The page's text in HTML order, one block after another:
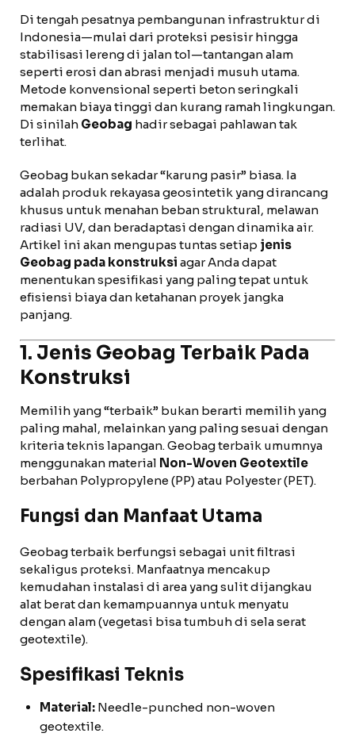
Di tengah pesatnya pembangunan infrastruktur di
Indonesia—mulai dari proteksi pesisir hingga
stabilisasi lereng di jalan tol—tantangan alam
seperti erosi dan abrasi menjadi musuh utama.
Metode konvensional seperti beton seringkali
memakan biaya tinggi dan kurang ramah lingkungan.
Di sinilah Geobag hadir sebagai pahlawan tak
terlihat.
Geobag bukan sekadar “karung pasir” biasa. Ia
adalah produk rekayasa geosintetik yang dirancang
khusus untuk menahan beban struktural, melawan
radiasi UV, dan beradaptasi dengan dinamika air.
Artikel ini akan mengupas tuntas setiap jenis
Geobag pada konstruksi agar Anda dapat
menentukan spesifikasi yang paling tepat untuk
efisiensi biaya dan ketahanan proyek jangka
panjang.
1. Jenis Geobag Terbaik Pada
Konstruksi
Memilih yang “terbaik” bukan berarti memilih yang
paling mahal, melainkan yang paling sesuai dengan
kriteria teknis lapangan. Geobag terbaik umumnya
menggunakan material Non-Woven Geotextile
berbahan Polypropylene (PP) atau Polyester (PET).
Fungsi dan Manfaat Utama
Geobag terbaik berfungsi sebagai unit filtrasi
sekaligus proteksi. Manfaatnya mencakup
kemudahan instalasi di area yang sulit dijangkau
alat berat dan kemampuannya untuk menyatu
dengan alam (vegetasi bisa tumbuh di sela serat
geotextile).
Spesifikasi Teknis
Material: Needle-punched non-woven
geotextile.